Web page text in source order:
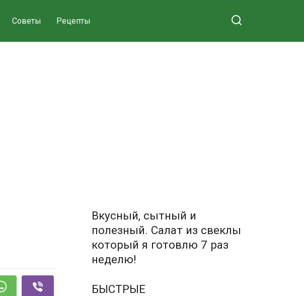
Советы Рецепты
Вкусный, сытный и
полезный. Салат из свеклы
который я готовлю 7 раз
неделю!
БЫСТРЫЕ